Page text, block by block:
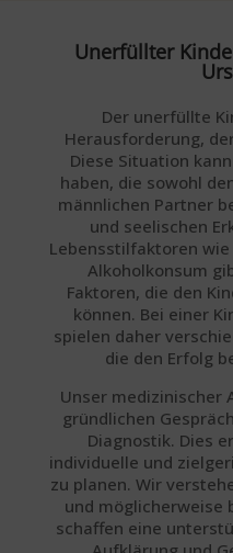
Unerfüllter
Der unerfüllte
Herausforderung,
Diese Situation
haben, die sowohl
männlichen Partner
und seelischen
Lebensstilfaktoren
Alkoholkonsum
Faktoren, die den
können. Bei einer
spielen daher
die den Erfolg
Unser medizinischer
gründlichen
Diagnostik. Dies
individuelle und
zu planen. Wir
und möglicherweise
schaffen eine